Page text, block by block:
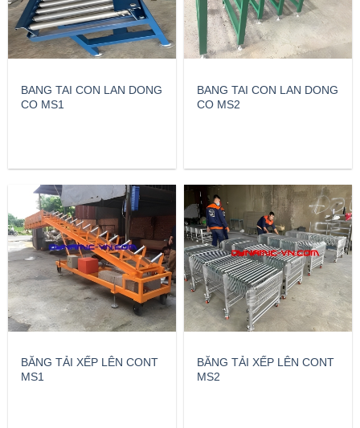
BANG TAI CON LAN DONG
CO MS1
BANG TAI CON LAN DONG
CO MS2
BĂNG TẢI XẾP LÊN CONT
MS1
BĂNG TẢI XẾP LÊN CONT
MS2